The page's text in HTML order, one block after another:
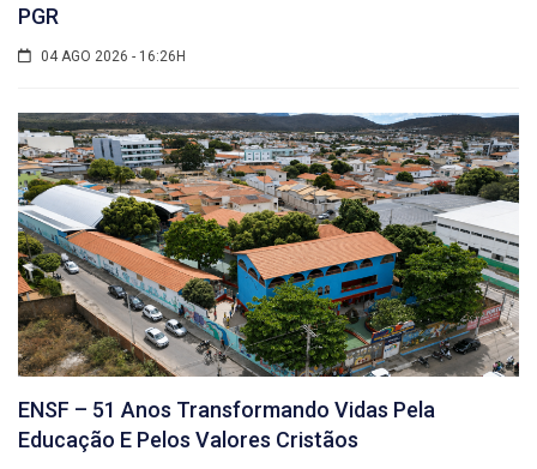
PGR
04 AGO 2026 - 16:26H
ENSF – 51 Anos Transformando Vidas Pela
Educação E Pelos Valores Cristãos